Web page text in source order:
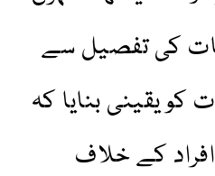
کی تفصیل سے
کو یقینی بنایا کہ
کے خلاف